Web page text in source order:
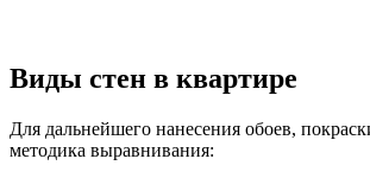
Виды стен в квартире
Для дальнейшего нанесения обоев,
методика выравнивания: